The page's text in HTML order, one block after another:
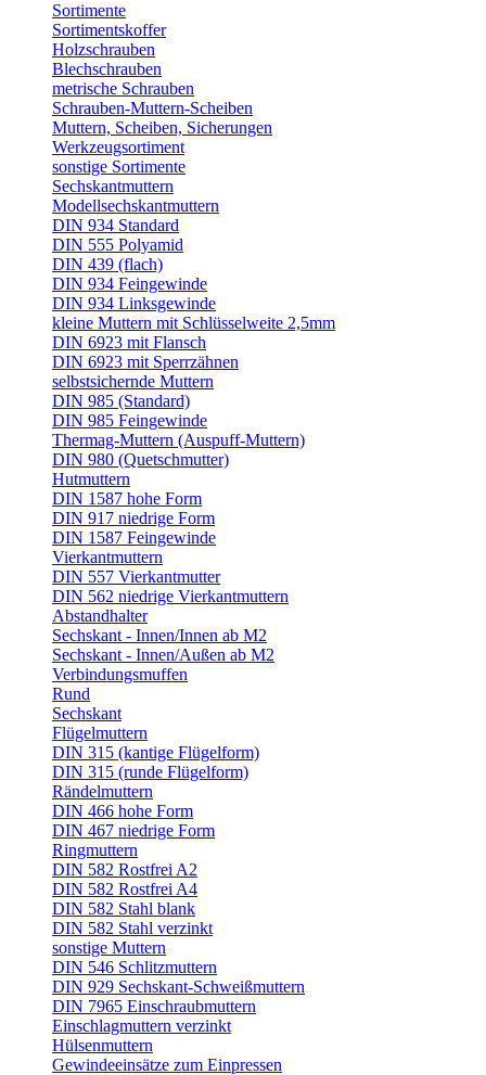
Sortimente
Sortimentskoffer
Holzschrauben
Blechschrauben
metrische Schrauben
Schrauben-Muttern-Scheiben
Muttern, Scheiben, Sicherungen
Werkzeugsortiment
sonstige Sortimente
Sechskantmuttern
Modellsechskantmuttern
DIN 934 Standard
DIN 555 Polyamid
DIN 439 (flach)
DIN 934 Feingewinde
DIN 934 Linksgewinde
kleine Muttern mit Schlüsselweite 2,5mm
DIN 6923 mit Flansch
DIN 6923 mit Sperrzähnen
selbstsichernde Muttern
DIN 985 (Standard)
DIN 985 Feingewinde
Thermag-Muttern (Auspuff-Muttern)
DIN 980 (Quetschmutter)
Hutmuttern
DIN 1587 hohe Form
DIN 917 niedrige Form
DIN 1587 Feingewinde
Vierkantmuttern
DIN 557 Vierkantmutter
DIN 562 niedrige Vierkantmuttern
Abstandhalter
Sechskant - Innen/Innen ab M2
Sechskant - Innen/Außen ab M2
Verbindungsmuffen
Rund
Sechskant
Flügelmuttern
DIN 315 (kantige Flügelform)
DIN 315 (runde Flügelform)
Rändelmuttern
DIN 466 hohe Form
DIN 467 niedrige Form
Ringmuttern
DIN 582 Rostfrei A2
DIN 582 Rostfrei A4
DIN 582 Stahl blank
DIN 582 Stahl verzinkt
sonstige Muttern
DIN 546 Schlitzmuttern
DIN 929 Sechskant-Schweißmuttern
DIN 7965 Einschraubmuttern
Einschlagmuttern verzinkt
Hülsenmuttern
Gewindeeinsätze zum Einpressen